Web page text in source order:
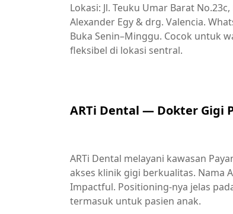
Lokasi: Jl. Teuku Umar Barat
Alexander Egy & drg. Valencia.
Buka Senin–Minggu. Cocok untuk
fleksibel di lokasi sentral.
ARTi Dental — Dokter Gigi
ARTi Dental melayani kawasan
akses klinik gigi berkualitas. Nama
Impactful. Positioning-nya jelas
termasuk untuk pasien anak.